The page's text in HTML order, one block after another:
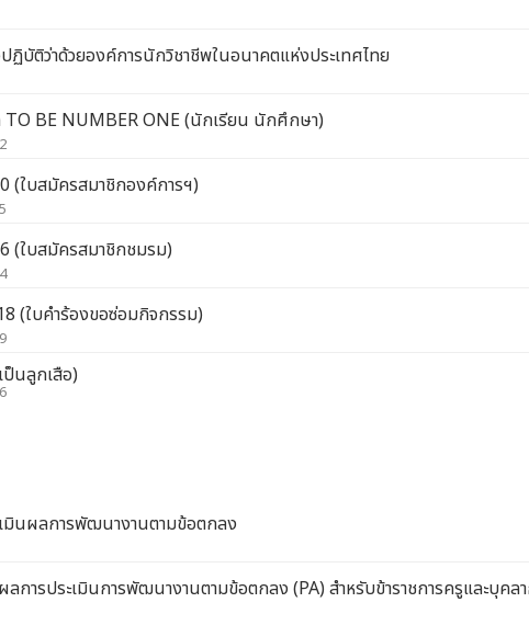
ฏิบัติว่าด้วยองค์การนักวิชาชีพในอนาคตแห่งประเทศไทย
TO BE NUMBER ONE (นักเรียน นักศึกษา)
(ใบสมัครสมาชิกองค์การฯ)
(ใบสมัครสมาชิกชมรม)
(ใบคำร้องขอซ่อมกิจกรรม)
ป็นลูกเสือ)
มินผลการพัฒนางานตามข้อตกลง
การประเมินการพัฒนางานตามข้อตกลง (PA) สําหรับข้าราชการครูและบุค